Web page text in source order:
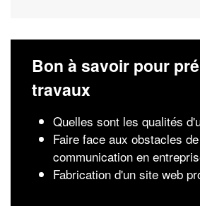
Bon à savoir pour
travaux
Quelles sont les qualités
Faire face aux obstacles
communication en
Fabrication d'un site web